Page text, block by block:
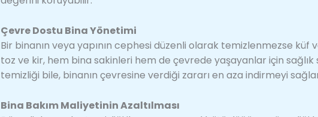
Çevre Dostu Bina Yönetimi
Bir binanın veya yapının cephesi düzenli olarak temizlenmezse küf
toz ve kir, hem bina sakinleri hem de çevrede yaşayanlar için
temizliği bile, binanın çevresine verdiği zararı en aza indirmeyi
Bina Bakım Maliyetinin Azaltılması